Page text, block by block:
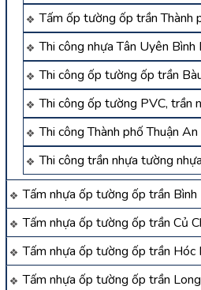
Tấm ốp tường ốp trần Thành
Thi công nhựa Tân Uyên Bình
Thi công ốp tường ốp trần
Thi công ốp tường PVC, trần
Thi công Thành phố Thuận
Thi công trần nhựa tường
Tấm nhựa ốp tường ốp trần Bình
Tấm nhựa ốp tường ốp trần Củ
Tấm nhựa ốp tường ốp trần Hóc
Tấm nhựa ốp tường ốp trần